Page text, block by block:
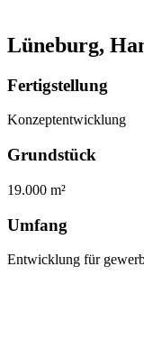
Lüneburg,
Fertigstellung
Konzeptentwicklung
Grundstück
19.000 m²
Umfang
Entwicklung für